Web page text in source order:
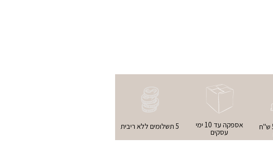
ברכישה מעל 500 ש"ח אספקה עד 10 ימי
עסקים
5 תשלומים ללא ריבית